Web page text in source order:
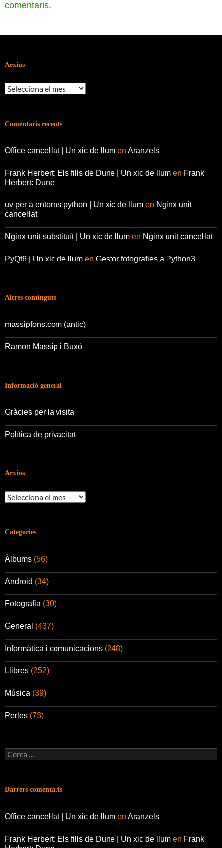
comentaris.
Arxius
Arxius
Comentaris recents
Office canceŀlat | Un xic de llum en Aranzels
Frank Herbert: Els fills de Dune | Un xic de llum en Frank
Herbert: Dune
uv per a entorns python | Un xic de llum en Nginx unit
canceŀlat
Nginx unit substituït | Un xic de llum en Nginx unit canceŀlat
PyQt6 | Un xic de llum en Gestor fotografies a Python3
Altres continguts
massipfons.com (antic)
Ramon Massip i Buxó
Informació general
Gràcies per la visita
Política de privacitat
Arxius
Arxius
Categories
Àlbums (56)
Android (34)
Fotografia (30)
General (437)
Informàtica i comunicacions (248)
Llibres (252)
Música (39)
Perles (73)
Cerca:
Darrers comentaris
Office canceŀlat | Un xic de llum en Aranzels
Frank Herbert: Els fills de Dune | Un xic de llum en Frank